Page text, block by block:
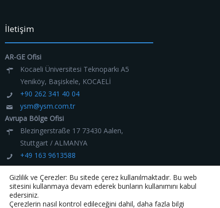
İletişim
AR-GE Ofisi
Kocaeli Üniversitesi Teknoparkı A5
Yeniköy, Başiskele, KOCAELİ
+90 262 341 40 04
ysm@ysm.com.tr
Avrupa Bölge Ofisi
Blezingerstraße 17 73430 Aalen,
Stuttgart / ALMANYA
+49 163 9613588
ysm@ysm.com.tr
Gizlilik ve Çerezler: Bu sitede çerez kullanılmaktadır. Bu web
sitesini kullanmaya devam ederek bunların kullanımını kabul
edersiniz.
Çerezlerin nasıl kontrol edileceğini dahil, daha fazla bilgi